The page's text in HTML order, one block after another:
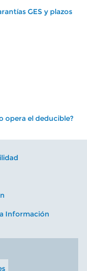
GES y plazos
opera el deducible?
Información